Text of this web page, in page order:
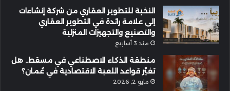
النخبة للتطوير العقاري من شركة إنشاءات
إلى علامة رائدة في التطوير العقاري
والتصنيع والتجهيزات المنزلية
منذ 3 أسابيع
منطقة الذكاء الاصطناعي في مسقط.. هل
تغيّر قواعد اللعبة الاقتصادية في عُمان؟
مايو 2, 2026